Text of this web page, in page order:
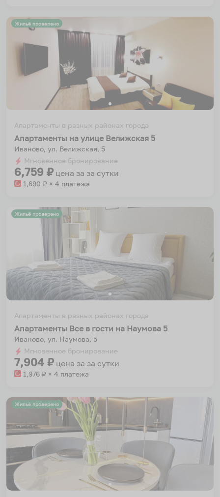
Жильё проверено
Апартаменты в разных районах города
Апартаменты на улице Велижская 5
Иваново, ул. Велижская, 5
Мгновенное бронирование
6,759 ₽ цена за за сутки
1,690 ₽ × 4 платежа
Жильё проверено
Апартаменты в разных районах города
Апартаменты Все в гости на Наумова 5
Иваново, ул. Наумова, 5
Мгновенное бронирование
7,904 ₽ цена за за сутки
1,976 ₽ × 4 платежа
Жильё проверено